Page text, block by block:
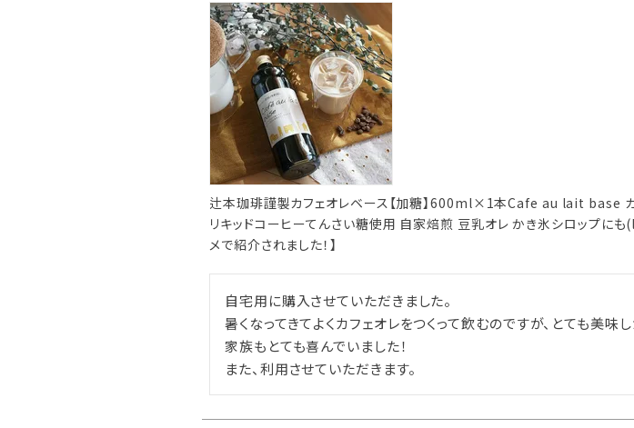
辻本珈琲謹製カフェオレベース【加糖】600ml×1本Cafe au lait base カ
リキッドコーヒーてんさい糖使用 自家焙煎 豆乳オレ かき氷シロップにも
メで紹介されました！】
自宅用に購入させていただきました。
暑くなってきてよくカフェオレをつくって飲むのですが、とても美味し
家族もとても喜んでいました！
また、利用させていただきます。